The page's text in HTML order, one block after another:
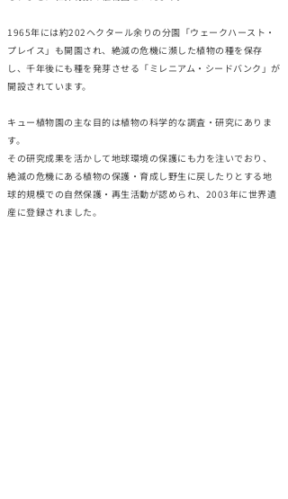
1965年には約202ヘクタール余りの分園「ウェークハースト・
プレイス」も開園され、絶滅の危機に瀕した植物の種を保存
し、千年後にも種を発芽させる「ミレニアム・シードバンク」が
開設されています。
キュー植物園の主な目的は植物の科学的な調査・研究にありま
す。
その研究成果を活かして地球環境の保護にも力を注いでおり、
絶滅の危機にある植物の保護・育成し野生に戻したりとする地
球的規模での自然保護・再生活動が認められ、2003年に世界遺
産に登録されました。